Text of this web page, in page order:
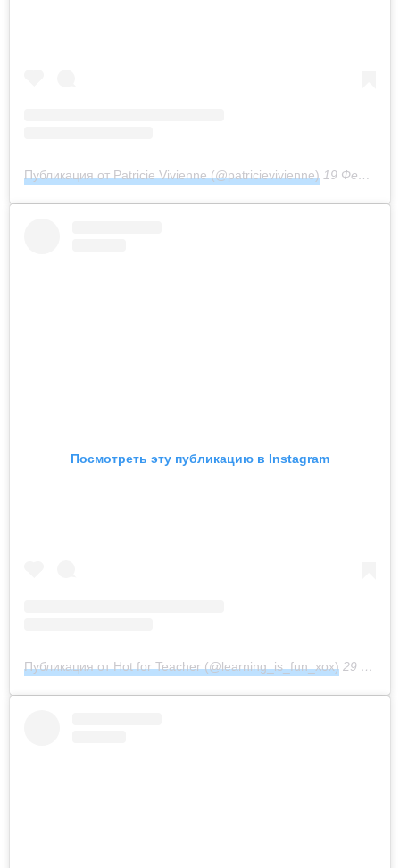
Публикация от Patricie Vivienne (@patricievivienne) 19 Фев 2020 в 6:06 PST
Посмотреть эту публикацию в Instagram
Публикация от Hot for Teacher (@learning_is_fun_xox) 29 Июл 2018 в 5:42 PDT